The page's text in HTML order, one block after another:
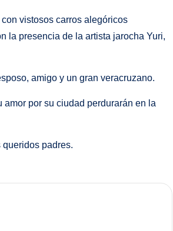
vistosos carros alegóricos
la presencia de la artista jarocha Yuri,
amigo y un gran veracruzano.
por su ciudad perdurarán en la
padres.